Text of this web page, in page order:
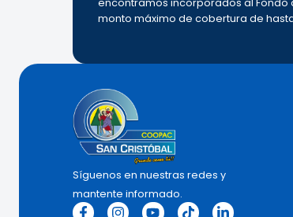
encontramos incorporados al Fondo
monto máximo de cobertura de hasta
Síguenos en nuestras redes y
mantente informado.